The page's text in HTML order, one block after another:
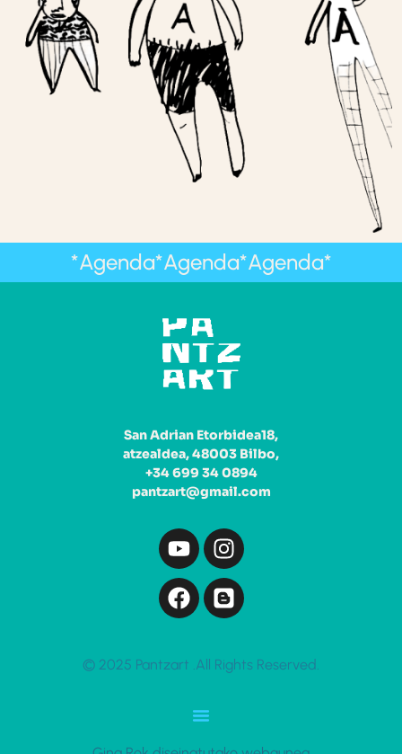
*Agenda*Agenda*Agenda*
San Adrian Etorbidea18,
atzealdea, 48003 Bilbo,
+34 699 34 0894
pantzart@gmail.com
© 2025 Pantzart .All Rights Reserved.